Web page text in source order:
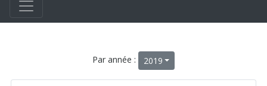
Par année : 2019